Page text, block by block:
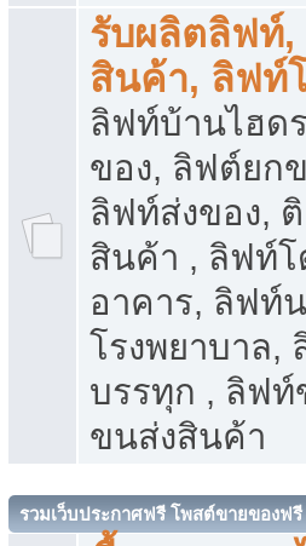
รับผลิตลิฟท์
สินค้า, ลิฟท์
ลิฟท์บ้านไฮด
ของ, ลิฟต์ยก
ลิฟท์ส่งของ,
สินค้า , ลิฟท์
อาคาร, ลิฟท์
โรงพยาบาล,
บรรทุก , ลิฟ
ขนส่งสินค้า
รวมเว็บประกาศฟรี โพสต์ขายของฟรี